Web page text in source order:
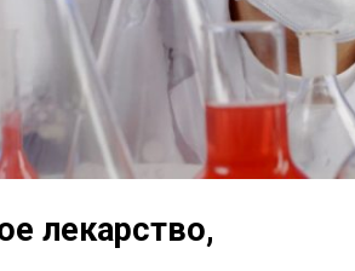
лекарство,